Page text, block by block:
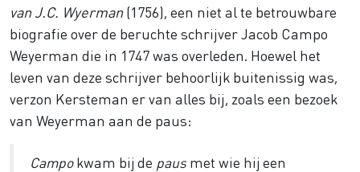
van J.C. Wyerman(1756), een niet al te betrouwbare
biografie over de beruchte schrijver Jacob Campo
Weyerman die in 1747 was overleden. Hoewel het
leven van deze schrijver behoorlijk buitenissig was,
verzon Kersteman er van alles bij, zoals een bezoek
van Weyerman aan de paus:
Campokwam bij de paus met wie hij een